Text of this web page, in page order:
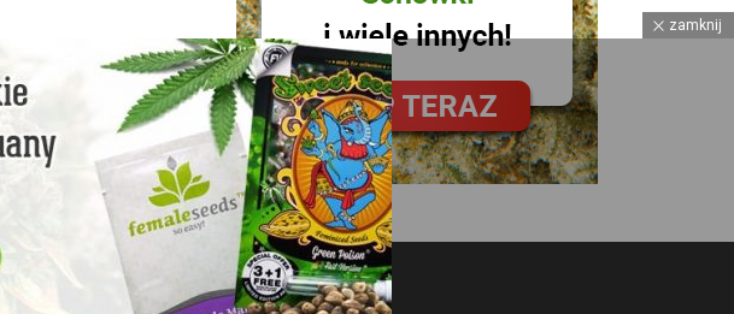
youtube
zamknij